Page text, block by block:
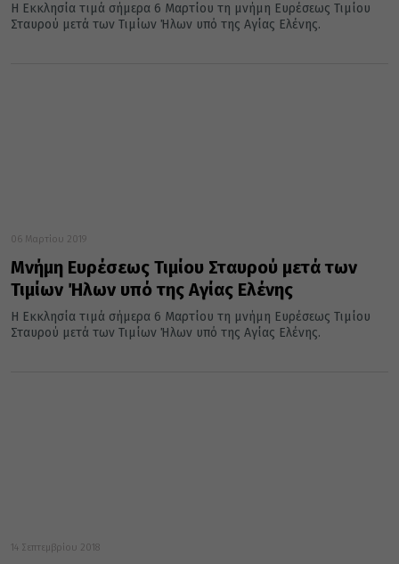
Η Εκκλησία τιμά σήμερα 6 Μαρτίου τη μνήμη Ευρέσεως Τιμίου
Σταυρού μετά των Τιμίων Ήλων υπό της Αγίας Ελένης.
06 Μαρτίου 2019
Μνήμη Ευρέσεως Τιμίου Σταυρού μετά των
Τιμίων Ήλων υπό της Αγίας Ελένης
Η Εκκλησία τιμά σήμερα 6 Μαρτίου τη μνήμη Ευρέσεως Τιμίου
Σταυρού μετά των Τιμίων Ήλων υπό της Αγίας Ελένης.
14 Σεπτεμβρίου 2018